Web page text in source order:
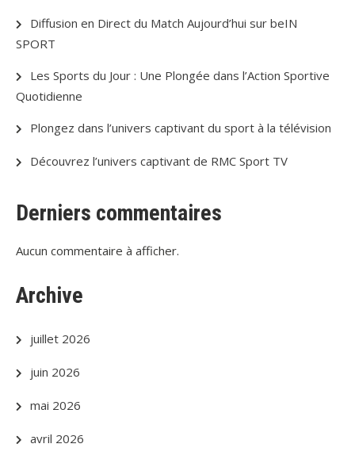
Diffusion en Direct du Match Aujourd’hui sur beIN
SPORT
Les Sports du Jour : Une Plongée dans l’Action Sportive
Quotidienne
Plongez dans l’univers captivant du sport à la télévision
Découvrez l’univers captivant de RMC Sport TV
Derniers commentaires
Aucun commentaire à afficher.
Archive
juillet 2026
juin 2026
mai 2026
avril 2026